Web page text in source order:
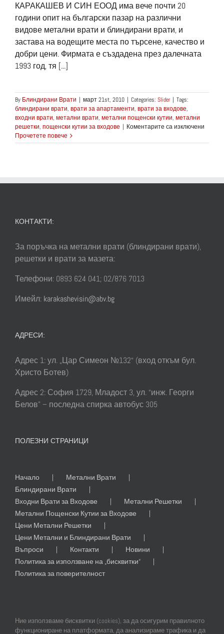
КАРАКАШЕВ И СИН ЕООД има вече почти 20
години опит на български пазар на различни
видове метални врати и блиндирани врати, и
застава на водещите места по търсене, качество и
добри цени. Фирмата е създадена през далечната
1993 год, тя [...]
By Блиндирани Врати | март 21st, 2010 | Categories: Slider | Tags:
блиндирани врати, врати за апартаменти, врати за входове,
входни врати, метални врати, метални пощенски кутии, метални
решетки, пощенски кутии за входове | Коментарите са изключени
години
Прочетете повече
КОНТАКТИ:
За поръчка на метални врати (блиндирани врати),
решетки и врати за мазета:
Телефони: 0893 624 041; 02/876 7013
Имейл: karakashevisin@abv.bg
АДРЕСИ:
Адрес 1: ул. „Цар Симеон №132“ (вход откъм бул.
Христо Ботев)
Адрес 2: София 1729, Младост 3, ул. “инж. Георги
Белов” – последна спирка автобус 305
ПОЛЕЗНИ СТРАНИЦИ
Начало
Метални Врати
Блиндирани Врати
Входни Врати за Входове
Метални Решетки
Метални Пощенски Кутии за Входове
Цени Метални Решетки
Цени Метални и Блиндирани Врати
Въпроси
Контакти
Новини
Политика за използване на „бисквитки“
Политика за поверителност
Ние използваме бисквитки (cookies), за да осигурим правилното
функциониране на платформата, да анализираме трафика и да